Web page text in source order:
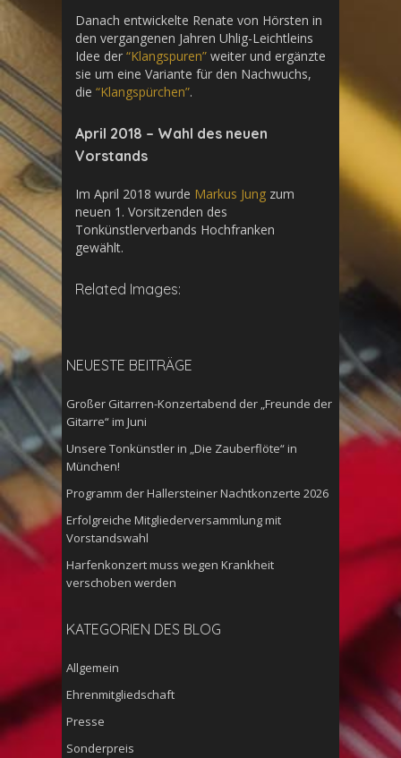
Danach entwickelte Renate von Hörsten in
den vergangenen Jahren Uhlig-Leichtleins
Idee der “Klangspuren” weiter und ergänzte
sie um eine Variante für den Nachwuchs,
die “Klangspürchen”.
April 2018 – Wahl des neuen
Vorstands
Im April 2018 wurde Markus Jung zum
neuen 1. Vorsitzenden des
Tonkünstlerverbands Hochfranken
gewählt.
Related Images:
NEUESTE BEITRÄGE
Großer Gitarren-Konzertabend der „Freunde der
Gitarre“ im Juni
Unsere Tonkünstler in „Die Zauberflöte“ in
München!
Programm der Hallersteiner Nachtkonzerte 2026
Erfolgreiche Mitgliederversammlung mit
Vorstandswahl
Harfenkonzert muss wegen Krankheit
verschoben werden
KATEGORIEN DES BLOG
Allgemein
Ehrenmitgliedschaft
Presse
Sonderpreis